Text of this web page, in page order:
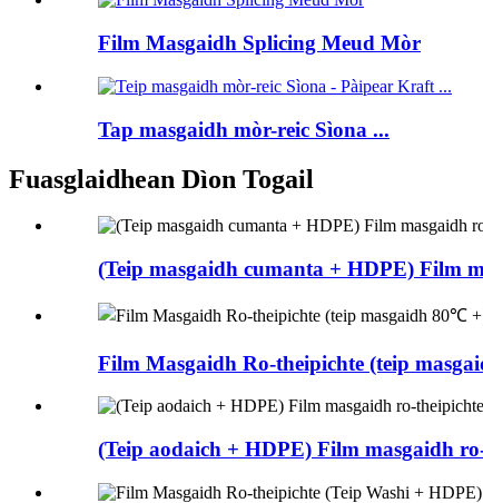
Film Masgaidh Splicing Meud Mòr
Tap masgaidh mòr-reic Sìona ...
Fuasglaidhean Dìon Togail
(Teip masgaidh cumanta + HDPE) Film
Film Masgaidh Ro-theipichte (teip
(Teip aodaich + HDPE) Film masgaidh